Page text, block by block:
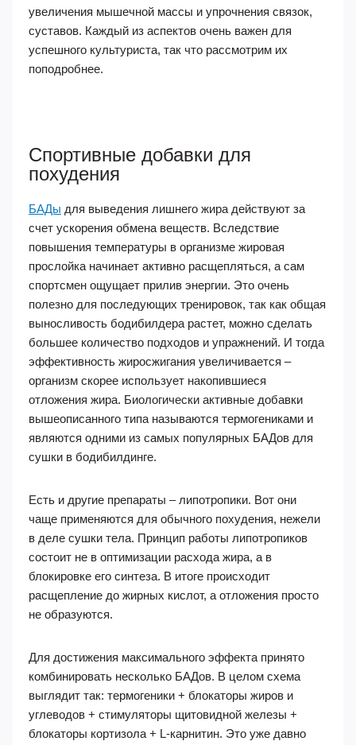
увеличения мышечной массы и упрочнения связок,
суставов. Каждый из аспектов очень важен для
успешного культуриста, так что рассмотрим их
поподробнее.
Спортивные добавки для
похудения
БАДы для выведения лишнего жира действуют за
счет ускорения обмена веществ. Вследствие
повышения температуры в организме жировая
прослойка начинает активно расщепляться, а сам
спортсмен ощущает прилив энергии. Это очень
полезно для последующих тренировок, так как общая
выносливость бодибилдера растет, можно сделать
большее количество подходов и упражнений. И тогда
эффективность жиросжигания увеличивается –
организм скорее использует накопившиеся
отложения жира. Биологически активные добавки
вышеописанного типа называются термогениками и
являются одними из самых популярных БАДов для
сушки в бодибилдинге.
Есть и другие препараты – липотропики. Вот они
чаще применяются для обычного похудения, нежели
в деле сушки тела. Принцип работы липотропиков
состоит не в оптимизации расхода жира, а в
блокировке его синтеза. В итоге происходит
расщепление до жирных кислот, а отложения просто
не образуются.
Для достижения максимального эффекта принято
комбинировать несколько БАДов. В целом схема
выглядит так: термогеники + блокаторы жиров и
углеводов + стимуляторы щитовидной железы +
блокаторы кортизола + L-карнитин. Это уже давно